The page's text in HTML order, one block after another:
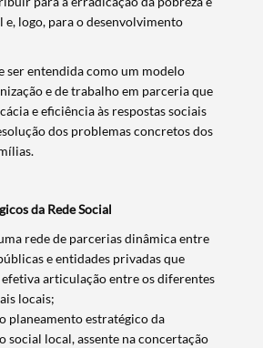
e, logo, para o desenvolvimento
ser entendida como um modelo
e de trabalho em parceria que
e eficiência às respostas sociais
dos problemas concretos dos
da Rede Social
rede de parcerias dinâmica entre
e entidades privadas que
articulação entre os diferentes
locais;
planeamento estratégico da
social local, assente na concertação